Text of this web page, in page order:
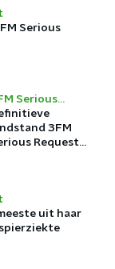
Serious
Serious
3FM
Request
uit haar